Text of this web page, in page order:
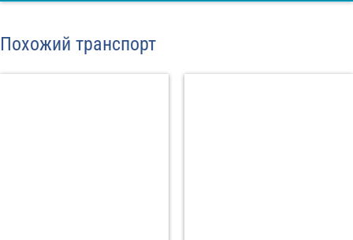
Похожий транспорт